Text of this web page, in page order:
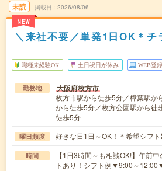
未読
NEW
掲載日 2026/08/06
＼来社不要／単発1日OK＊チ
職種未経験OK 土日祝日が休み WEB登
勤務地 大阪府枚方市
枚方市駅から徒歩5分／樟葉駅か
から徒歩5分／枚方公園駅から徒
徒歩5分
曜日頻度 好きな日1日～OK！＊希望シフ
時間
【1日3時間～も相談OK!】午前
トあり！シフト例▼9:00～